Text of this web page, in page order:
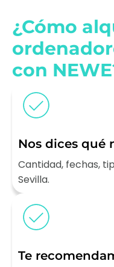
¿Cómo
con
Nos dices qué
Cantidad, fechas,
Sevilla.
Te